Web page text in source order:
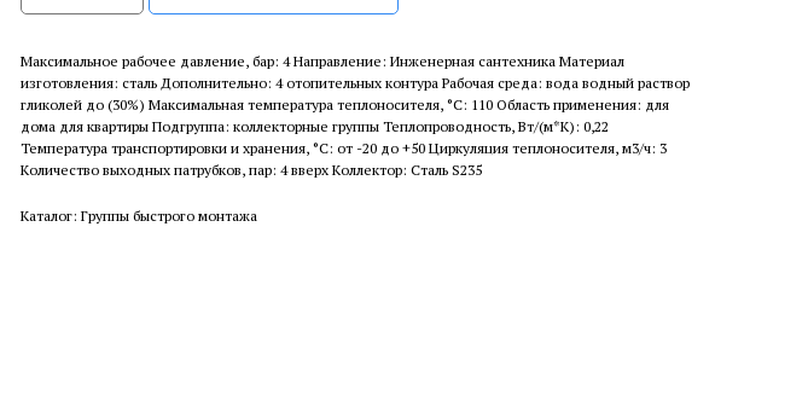
Максимальное рабочее давление, бар: 4 Направление: Инженерная сантехника Материал
изготовления: сталь Дополнительно: 4 отопительных контура Рабочая среда: вода водный раствор
гликолей до (30%) Максимальная температура теплоносителя, °С: 110 Область применения: для
дома для квартиры Подгруппа: коллекторные группы Теплопроводность, Вт/(м*К): 0,22
Температура транспортировки и хранения, °С: от -20 до +50 Циркуляция теплоносителя, м3/ч: 3
Количество выходных патрубков, пар: 4 вверх Коллектор: Сталь S235
Каталог: Группы быстрого монтажа